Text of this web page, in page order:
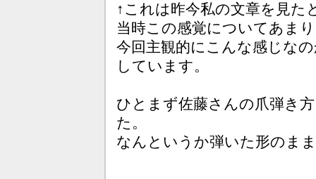
↑これは昨今私の文章を見た
当時この感覚についてあま
今回主観的にこんな感じな
しています。
ひとまず佐藤さんの爪弾き
た。
なんというか弾いた形のま